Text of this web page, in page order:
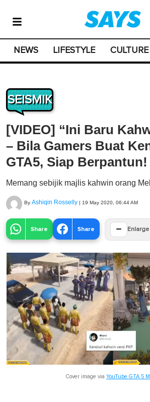
NEWS LIFESTYLE CULTURE
SEISMIK
[VIDEO] “Ini Baru
– Bila Gamers Buat
GTA5, Siap Berpantun!
Memang sebijik majlis kahwin orang
By Ashiqin Rosselly | 19 May 2020, 06:44 AM
Share Share −
Cover image via YouTube GTA 5